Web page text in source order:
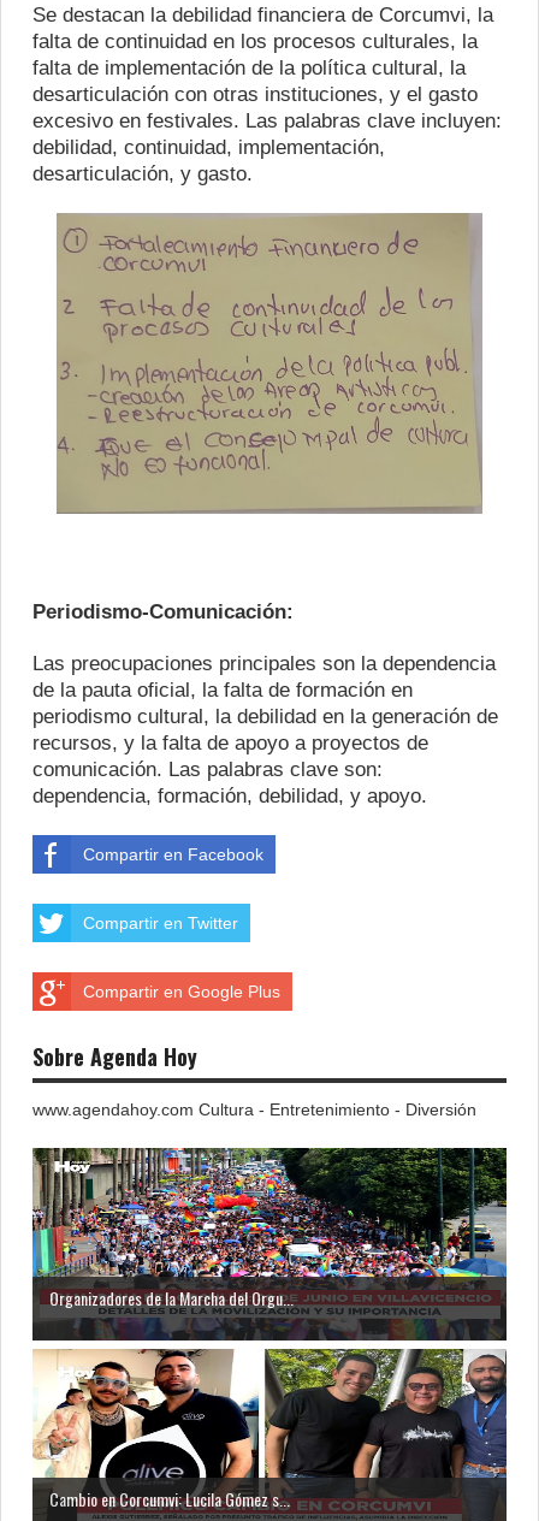
Se destacan la debilidad financiera de Corcumvi, la
falta de continuidad en los procesos culturales, la
falta de implementación de la política cultural, la
desarticulación con otras instituciones, y el gasto
excesivo en festivales. Las palabras clave incluyen:
debilidad, continuidad, implementación,
desarticulación, y gasto.
Periodismo-Comunicación:
Las preocupaciones principales son la dependencia
de la pauta oficial, la falta de formación en
periodismo cultural, la debilidad en la generación de
recursos, y la falta de apoyo a proyectos de
comunicación. Las palabras clave son:
dependencia, formación, debilidad, y apoyo.
Compartir en Facebook
Compartir en Twitter
Compartir en Google Plus
Sobre Agenda Hoy
www.agendahoy.com Cultura - Entretenimiento - Diversión
Organizadores de la Marcha del Orgu...
Cambio en Corcumvi: Lucila Gómez s...